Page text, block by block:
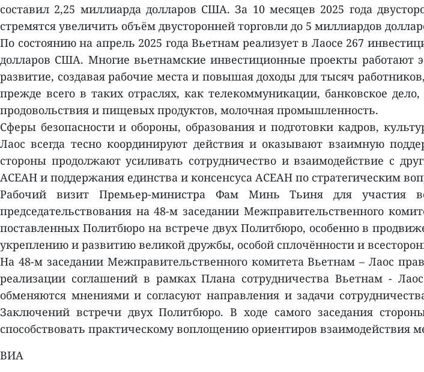
составил 2,25 миллиарда долларов США. За 10 месяцев 2025 года
стремятся увеличить объём двусторонней торговли до 5 миллиардов
По состоянию на апрель 2025 года Вьетнам реализует в Лаосе 267
долларов США. Многие вьетнамские инвестиционные проекты работают
развитие, создавая рабочие места и повышая доходы для тысяч
прежде всего в таких отраслях, как телекоммуникации, банковское
продовольствия и пищевых продуктов, молочная промышленность.
Сферы безопасности и обороны, образования и подготовки кадров,
Лаос всегда тесно координируют действия и оказывают взаимную
стороны продолжают усиливать сотрудничество и взаимодействие с
АСЕАН и поддержания единства и консенсуса АСЕАН по стратегическим
Рабочий визит Премьер-министра Фам Минь Тьиня для участия
председательствования на 48-м заседании Межправительственного
поставленных Политбюро на встрече двух Политбюро, особенно в
укреплению и развитию великой дружбы, особой сплочённости и
На 48-м заседании Межправительственного комитета Вьетнам – Лаос
реализации соглашений в рамках Плана сотрудничества Вьетнам -
обменяются мнениями и согласуют направления и задачи
Заключений встречи двух Политбюро. В ходе самого заседания
способствовать практическому воплощению ориентиров
ВИА